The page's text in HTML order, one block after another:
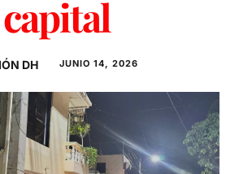
capital
DH JUNIO 14, 2026